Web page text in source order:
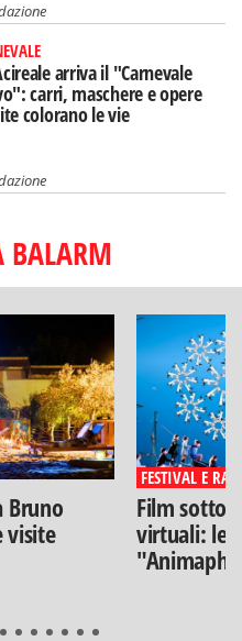
arriva il "Carnevale
carri, maschere e opere
colorano le vie
BALARM
Bruno
visite
FESTIVAL E
Film sotto
virtuali: le